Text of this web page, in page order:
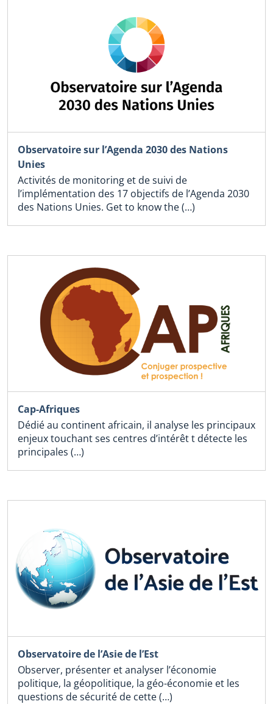
Observatoire sur l’Agenda 2030 des Nations
Unies
Activités de monitoring et de suivi de
l’implémentation des 17 objectifs de l’Agenda 2030
des Nations Unies. Get to know the (…)
Cap-Afriques
Dédié au continent africain, il analyse les principaux
enjeux touchant ses centres d’intérêt t détecte les
principales (…)
Observatoire de l’Asie de l’Est
Observer, présenter et analyser l’économie
politique, la géopolitique, la géo-économie et les
questions de sécurité de cette (…)